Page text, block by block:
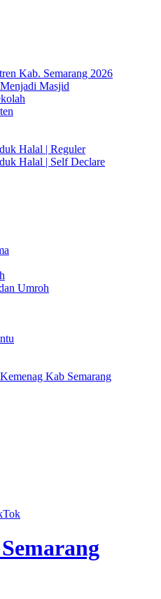
Kab. Semarang 2026
Masjid
Halal | Reguler
Halal | Self Declare
Umroh
Kab Semarang